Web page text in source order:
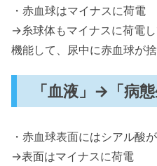
・赤血球はマイナスに荷電
→糸球体もマイナスに荷電
機能して、尿中に赤血球が
「血液」→「病態
・赤血球表面にはシアル酸
→表面はマイナスに荷電